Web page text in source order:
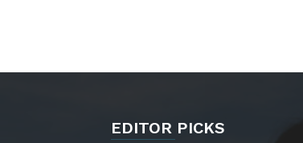
EDITOR PICKS